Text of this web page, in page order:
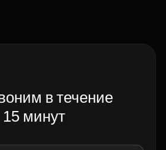
в течение
15 минут